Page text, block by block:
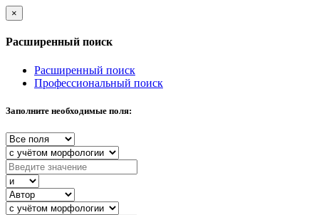
×
Расширенный поиск
Расширенный поиск
Профессиональный поиск
Заполните необходимые поля: